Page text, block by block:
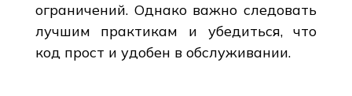
ограничений. Однако важно следовать
лучшим практикам и убедиться, что
код прост и удобен в обслуживании.